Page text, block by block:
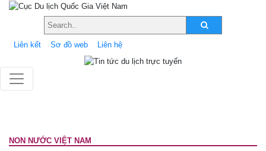
Liên kết Sơ đồ web Liên hệ
NON NƯỚC VIỆT NAM